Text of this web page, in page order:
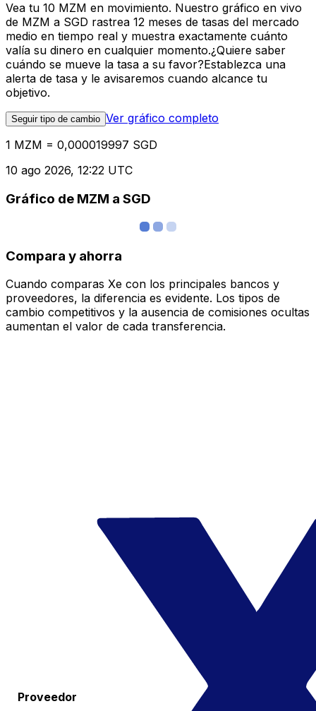
Vea tu 10 MZM en movimiento. Nuestro gráfico en vivo
de MZM a SGD rastrea 12 meses de tasas del mercado
medio en tiempo real y muestra exactamente cuánto
valía su dinero en cualquier momento.¿Quiere saber
cuándo se mueve la tasa a su favor?Establezca una
alerta de tasa y le avisaremos cuando alcance tu
objetivo.
Seguir tipo de cambio Ver gráfico completo
1 MZM = 0,000019997 SGD
10 ago 2026, 12:22 UTC
Gráfico de MZM a SGD
Compara y ahorra
Cuando comparas Xe con los principales bancos y
proveedores, la diferencia es evidente. Los tipos de
cambio competitivos y la ausencia de comisiones ocultas
aumentan el valor de cada transferencia.
Proveedor